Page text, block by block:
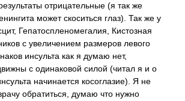
отрицательные (я так же
может скоситься глаз). Так же у
Гепатоспленомегалия, Кистозная
с увеличением размеров левого
инсульта как я думаю нет,
с одинаковой силой (читал я и о
начинается косоглазие). Я не
обратиться, думаю что нужно